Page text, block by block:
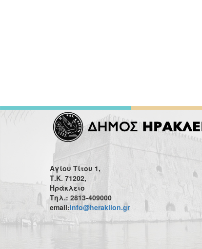
Αγίου Τίτου 1,
Τ.Κ. 71202,
Ηράκλειο
Τηλ.: 2813-409000
email:info@heraklion.gr